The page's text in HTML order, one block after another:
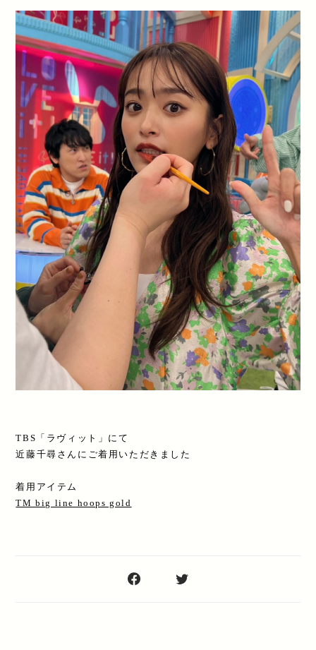
TBS「ラヴィット」にて
近藤千尋さんにご着用いただきました
着用アイテム
TM big line hoops gold